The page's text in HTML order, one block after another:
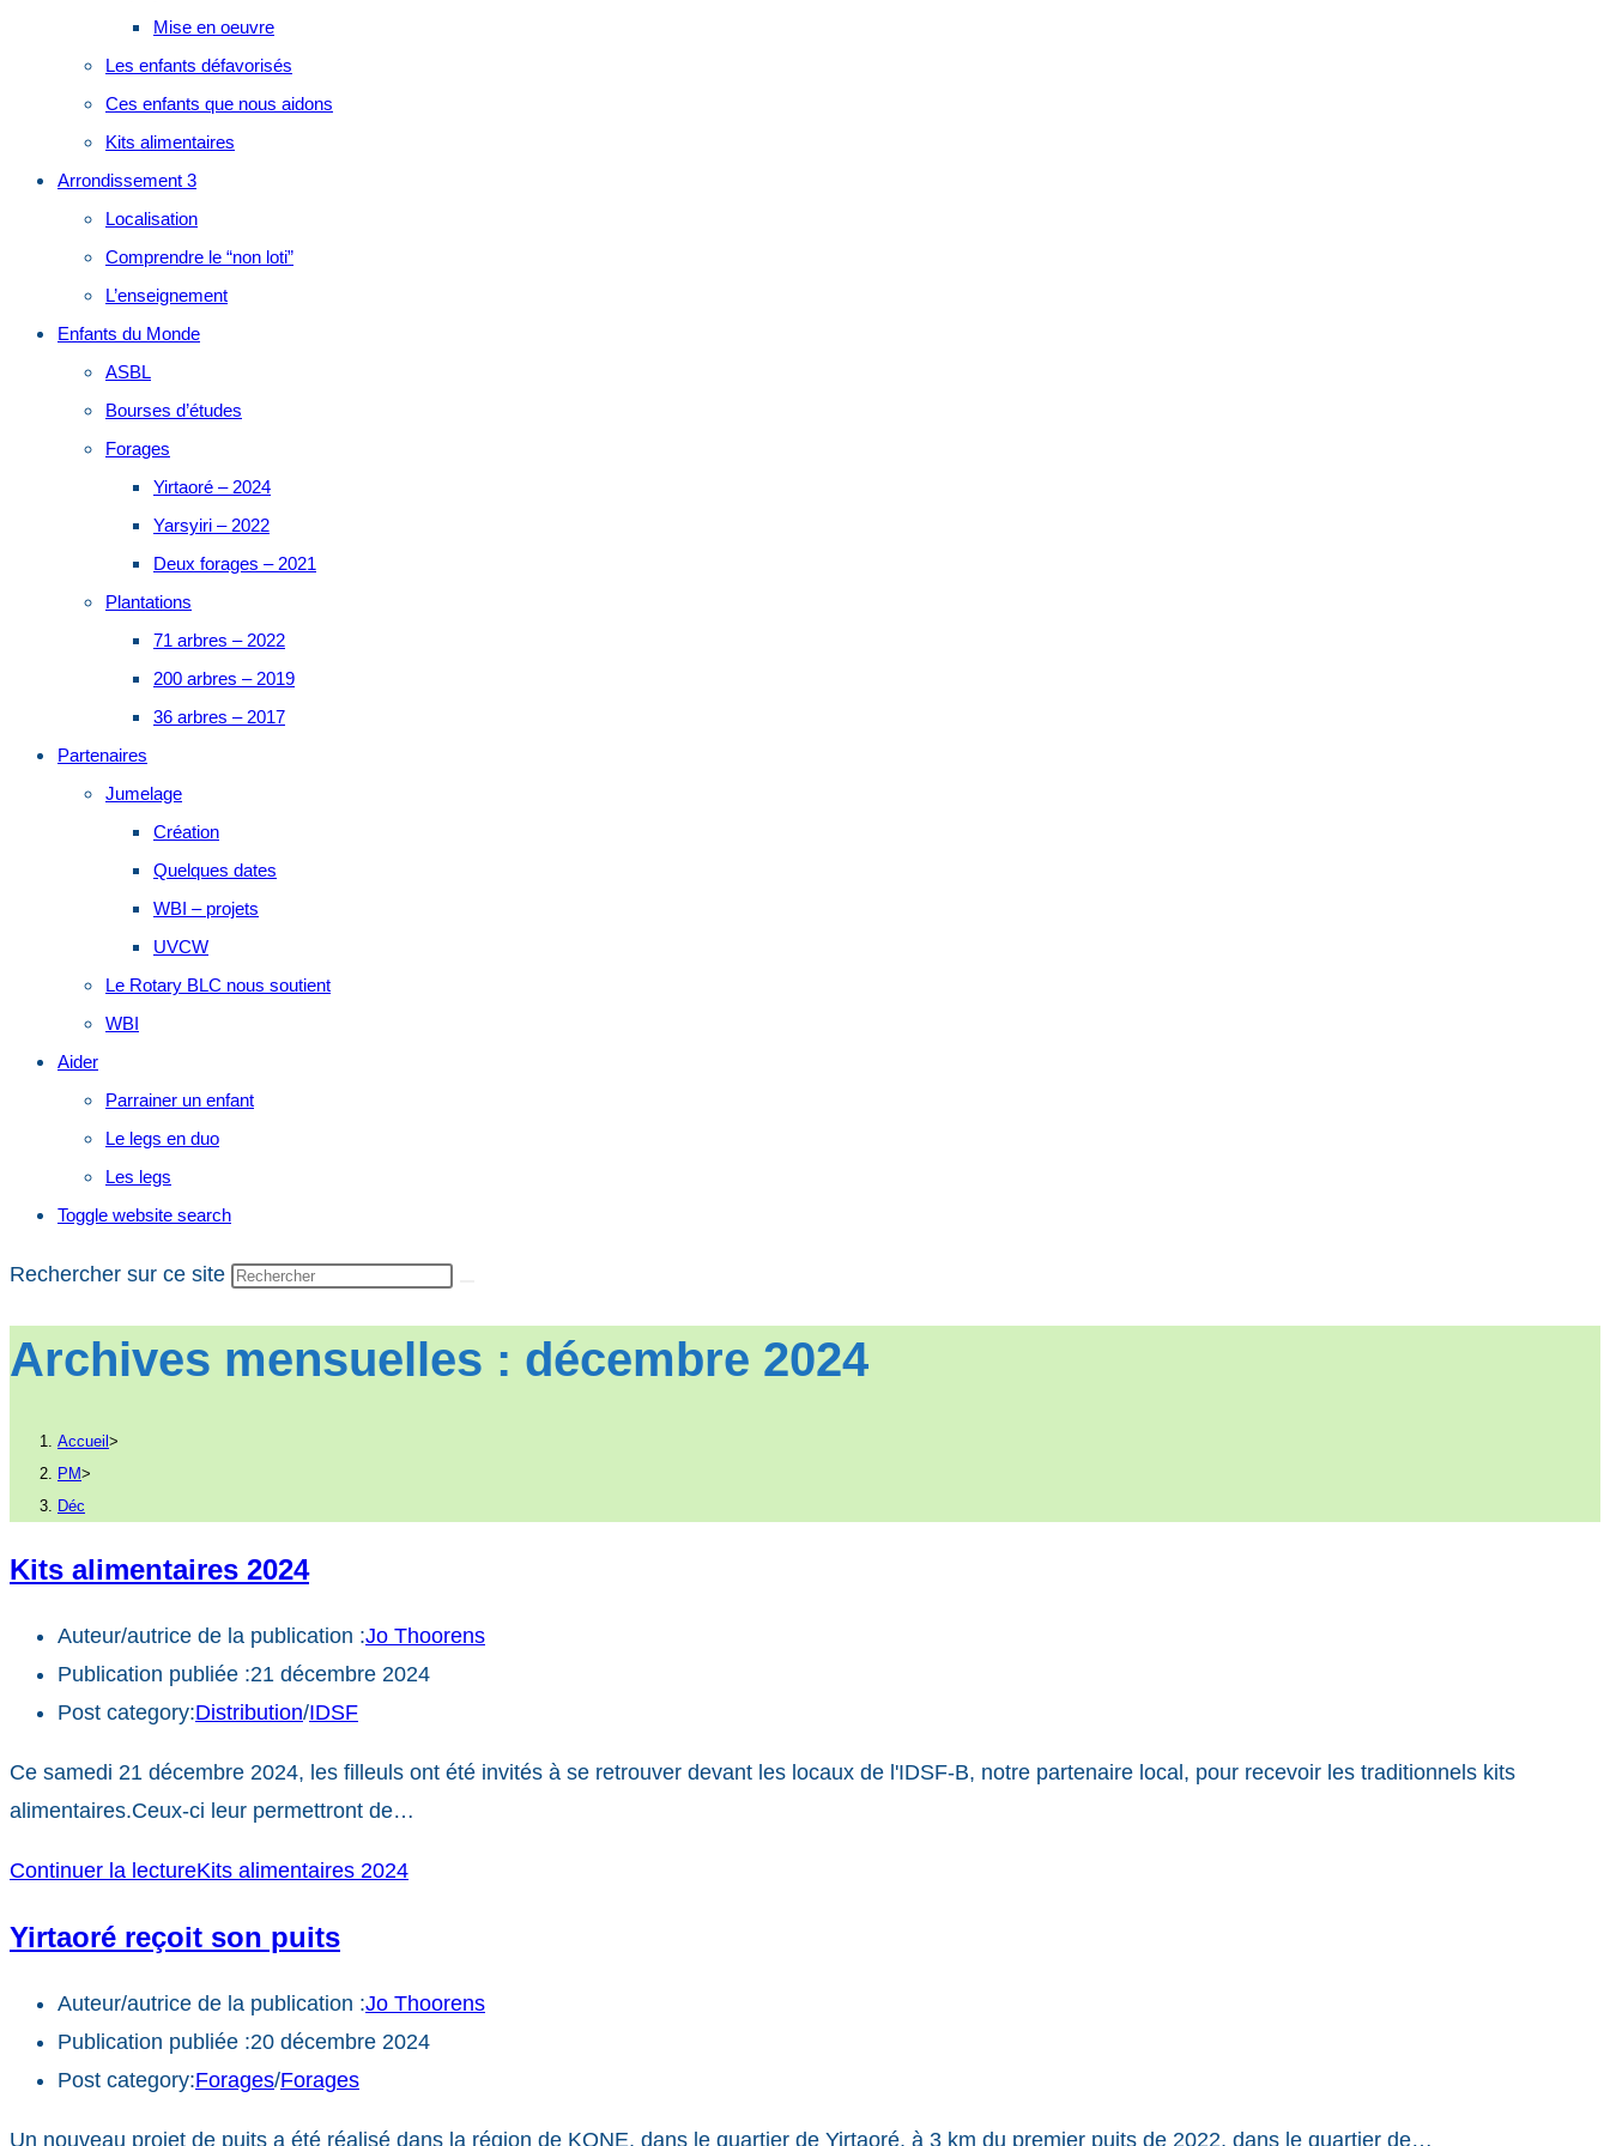
Mise en oeuvre
Les enfants défavorisés
Ces enfants que nous aidons
Kits alimentaires
Arrondissement 3
Localisation
Comprendre le “non loti”
L’enseignement
Enfants du Monde
ASBL
Bourses d’études
Forages
Yirtaoré – 2024
Yarsyiri – 2022
Deux forages – 2021
Plantations
71 arbres – 2022
200 arbres – 2019
36 arbres – 2017
Partenaires
Jumelage
Création
Quelques dates
WBI – projets
UVCW
Le Rotary BLC nous soutient
WBI
Aider
Parrainer un enfant
Le legs en duo
Les legs
Toggle website search
Rechercher sur ce site
Archives mensuelles : décembre 2024
Accueil>
PM>
Déc
Kits alimentaires 2024
Auteur/autrice de la publication :Jo Thoorens
Publication publiée :21 décembre 2024
Post category:Distribution/IDSF
Ce samedi 21 décembre 2024, les filleuls ont été invités à se retrouver devant les locaux de l'IDSF-B, notre partenaire local, pour recevoir les traditionnels kits
alimentaires.Ceux-ci leur permettront de…
Continuer la lectureKits alimentaires 2024
Yirtaoré reçoit son puits
Auteur/autrice de la publication :Jo Thoorens
Publication publiée :20 décembre 2024
Post category:Forages/Forages
Un nouveau projet de puits a été réalisé dans la région de KONE, dans le quartier de Yirtaoré, à 3 km du premier puits de 2022, dans le quartier de…